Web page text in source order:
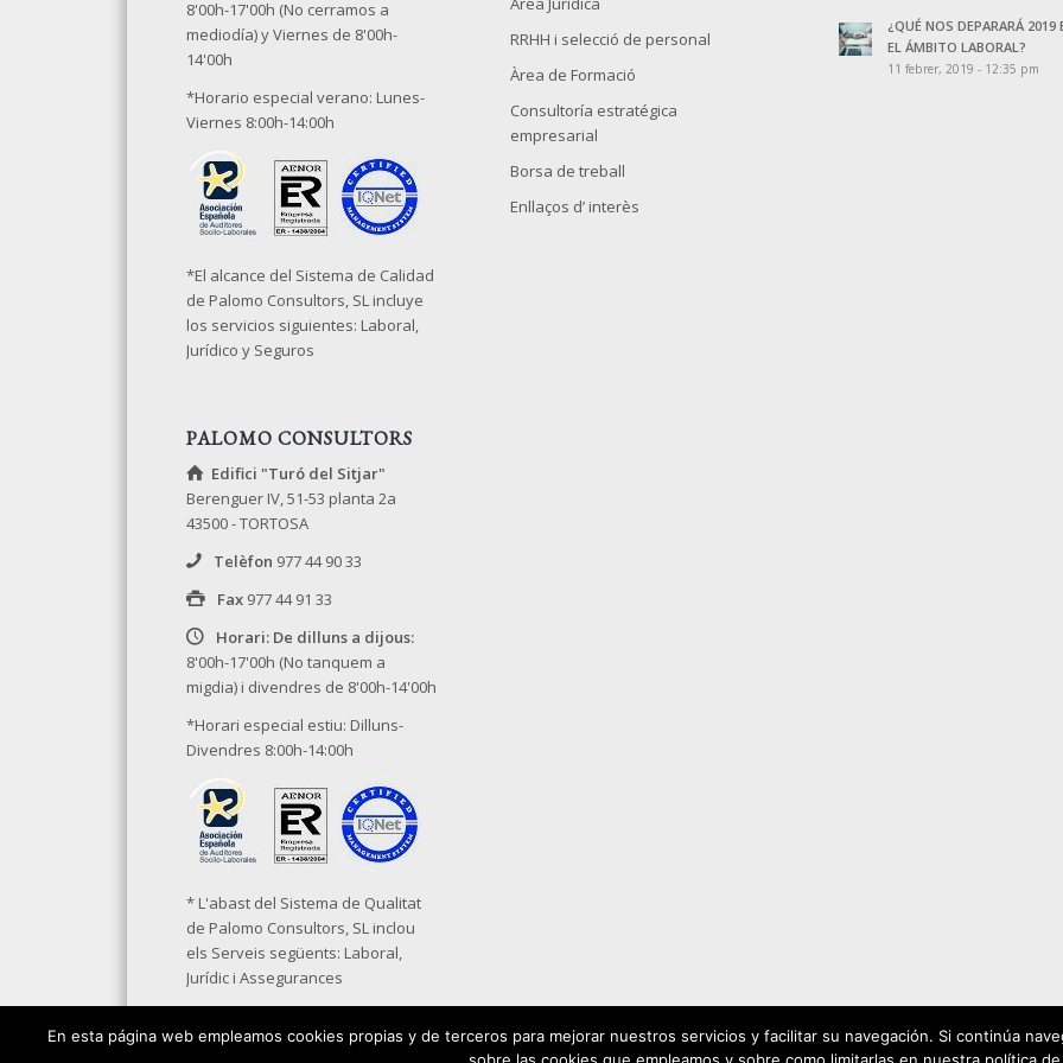
8'00h-17'00h (No cerramos a
mediodía) y Viernes de 8'00h-
14'00h
*Horario especial verano: Lunes-
Viernes 8:00h-14:00h
*El alcance del Sistema de Calidad
de Palomo Consultors, SL incluye
los servicios siguientes: Laboral,
Jurídico y Seguros
PALOMO CONSULTORS
Edifici "Turó del Sitjar"
Berenguer IV, 51-53 planta 2a
43500 - TORTOSA
Telèfon 977 44 90 33
Fax977 44 91 33
Horari: De dilluns a dijous:
8'00h-17'00h (No tanquem a
migdia) i divendres de 8'00h-14'00h
*Horari especial estiu: Dilluns-
Divendres 8:00h-14:00h
* L'abast del Sistema de Qualitat
de Palomo Consultors, SL inclou
els Serveis següents: Laboral,
Jurídic i Assegurances
RRHH i selecció de personal
Àrea de Formació
Consultoría estratégica
empresarial
Borsa de treball
Enllaços d’ interès
¿QUÉ NOS DEPARARÁ 2019
EL ÁMBITO LABORAL?
11 febrer, 2019 - 12:35 pm
En esta página web empleamos cookies propias y de terceros para mejorar nuestros servicios y facilitar su navegación. Si continúa